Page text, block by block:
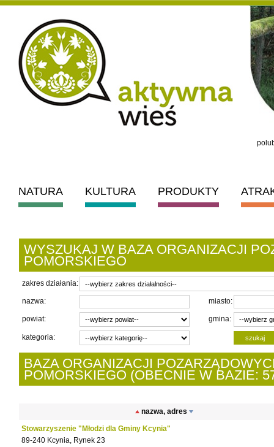
NATURA KULTURA PRODUKTY
WYSZUKAJ W BAZA ORGANIZACJI
POMORSKIEGO
zakres działania:
nazwa: miasto:
powiat: gmina:
kategoria:
BAZA ORGANIZACJI
POMORSKIEGO (OBECNIE W BAZIE:
nazwa, adres
Stowarzyszenie "Młodzi dla Gminy Kcynia"
89-240 Kcynia, Rynek 23